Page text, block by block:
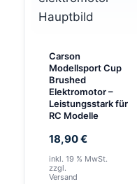
Die
Optionen
auf
der
Produktseite
gewählt
werden
Carson
Modellsport Cup
Brushed
Elektromotor –
Leistungsstark für
RC Modelle
18,90€
inkl. 19 % MwSt.
zzgl.
Versand